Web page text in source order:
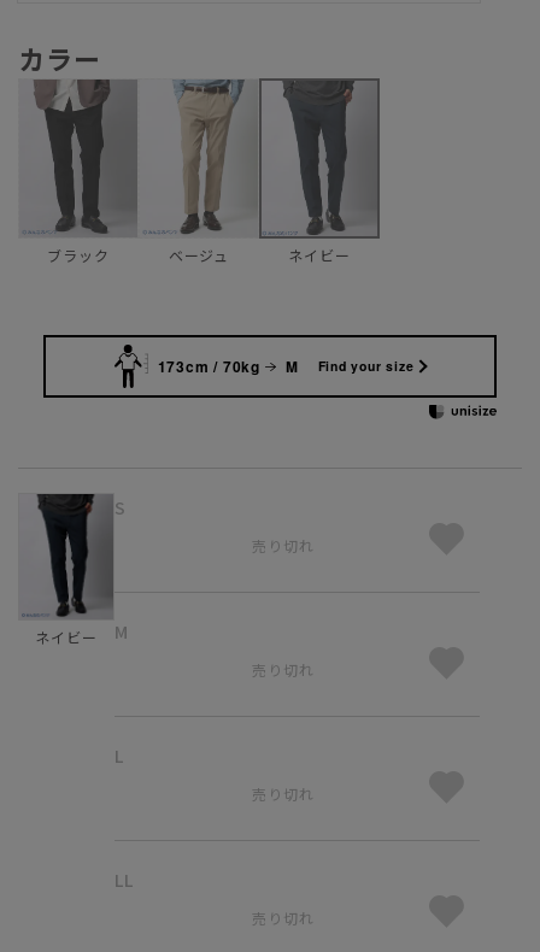
カラー
ブラック ベージュ ネイビー
173cm / 70kg M Find your size
ネイビー
S
売り切れ
M
売り切れ
L
売り切れ
LL
売り切れ